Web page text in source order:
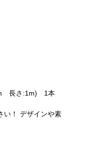
長さ:1m) 1本
い！ デザインや素